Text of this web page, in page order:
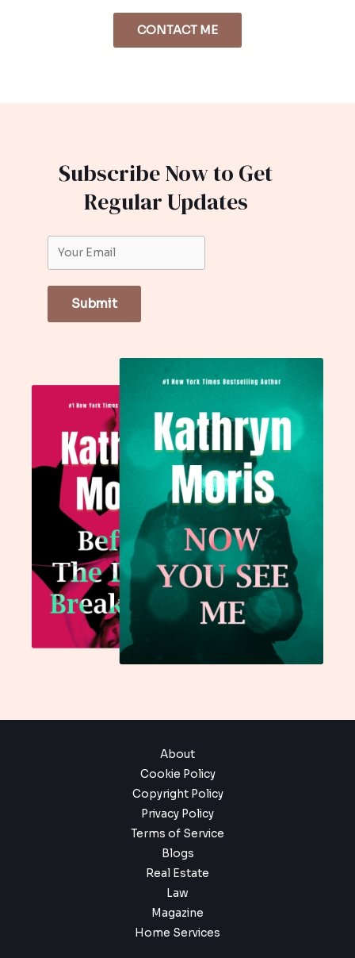
CONTACT ME
Subscribe Now to Get
Regular Updates
Submit
About
Cookie Policy
Copyright Policy
Privacy Policy
Terms of Service
Blogs
Real Estate
Law
Magazine
Home Services